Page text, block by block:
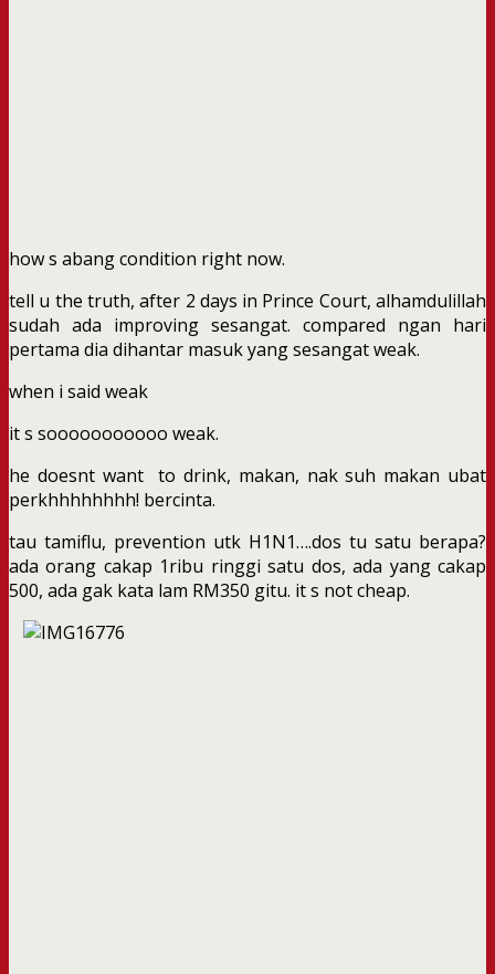
how s abang condition right now.
tell u the truth, after 2 days in Prince Court, alhamdulillah
sudah ada improving sesangat. compared ngan hari
pertama dia dihantar masuk yang sesangat weak.
when i said weak
it s sooooooooooo weak.
he doesnt want to drink, makan, nak suh makan ubat
perkhhhhhhhh! bercinta.
tau tamiflu, prevention utk H1N1….dos tu satu berapa?
ada orang cakap 1ribu ringgi satu dos, ada yang cakap
500, ada gak kata lam RM350 gitu. it s not cheap.